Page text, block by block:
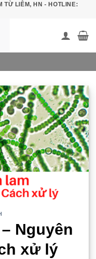
TỪ LIÊM, HN - HOTLINE:
Nguyên
xử lý